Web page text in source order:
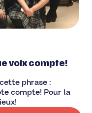
voix compte!
phrase :
compte! Pour la